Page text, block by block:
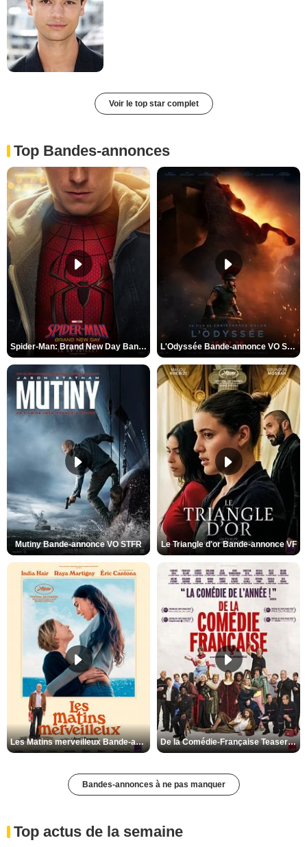
Voir le top star complet
Top Bandes-annonces
Spider-Man: Brand New Day Bande-annonce VO STFR L'Odyssée Bande-annonce VO STFR
Mutiny Bande-annonce VO STFR Le Triangle d'or Bande-annonce VF
Les Matins merveilleux Bande-annonce VF De la Comédie-Française Teaser VF
Bandes-annonces à ne pas manquer
Top actus de la semaine